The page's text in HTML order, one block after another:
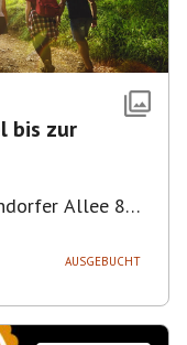
bis zur
Allee 80,
AUSGEBUCHT